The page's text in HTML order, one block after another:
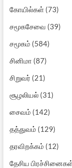
கோயில்கள்(73)
சமூகசேவை (39)
சமூகம் (584)
சினிமா (87)
சிறுவர் (21)
சூழலியல்(31)
சைவம் (142)
தத்துவம் (129)
தரவிறக்கம் (12)
தேசிய